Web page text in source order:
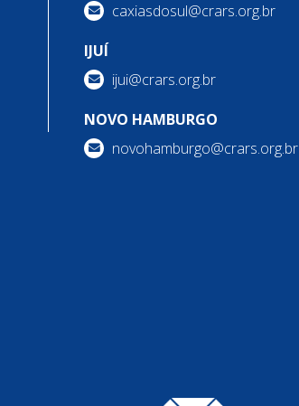
caxiasdosul@crars.org.br
IJUÍ
ijui@crars.org.br
NOVO HAMBURGO
novohamburgo@crars.org.br